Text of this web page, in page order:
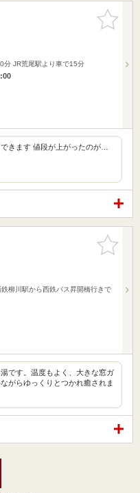
お気に入
りに追加
分 JR荒尾駅より車で15分
きます 値段が上がったのが…
お気に入
りに追加
柳川駅から西鉄バス昇開橋行きで
です。温度もよく、大きな窓ガ
がらゆっくりとつかれ癒されま